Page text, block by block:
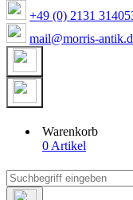
+49 (0) 2131
mail@morris-
Warenkorb
0 Artikel